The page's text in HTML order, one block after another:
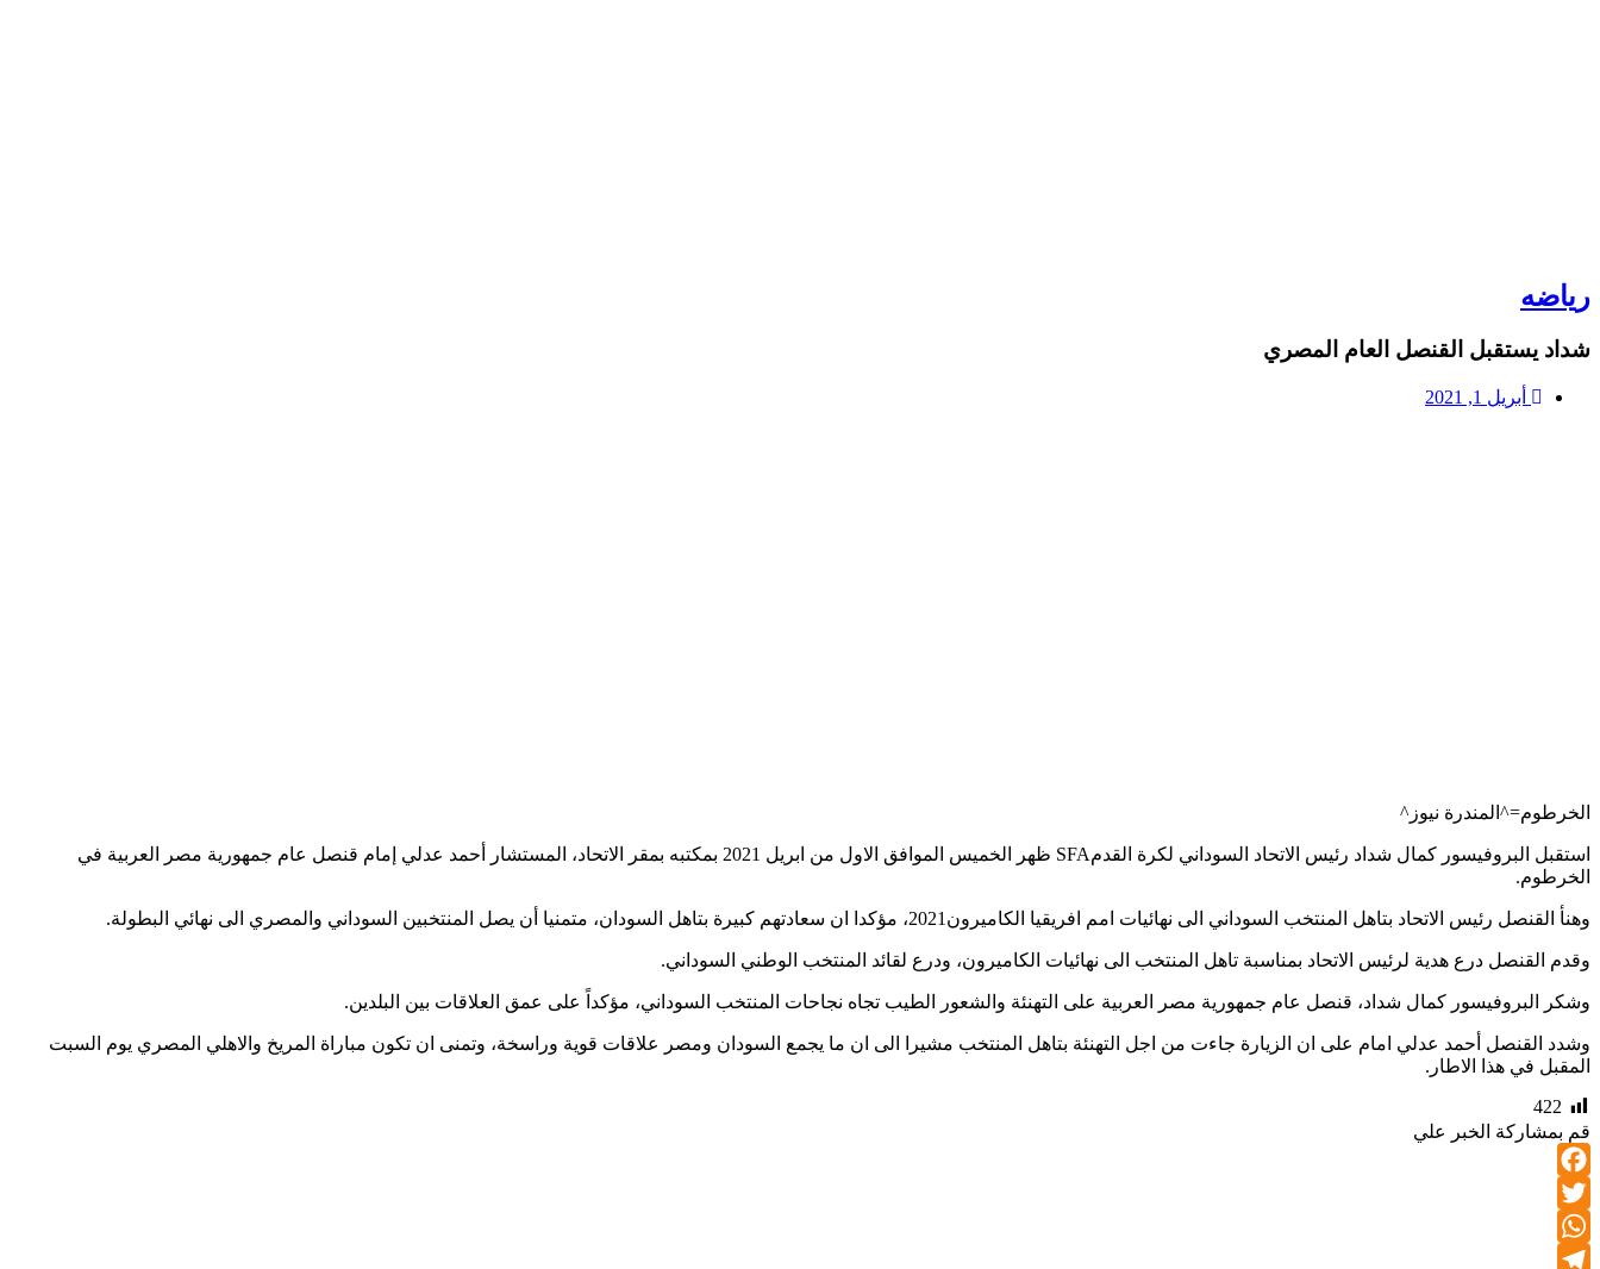
رياضه
شداد يستقبل القنصل العام المصري
أبريل 1, 2021
الخرطوم=^المندرة نيوز^
استقبل البروفيسور كمال شداد رئيس الاتحاد السوداني لكرة القدمSFA ظهر الخميس الموافق الاول من ابريل 2021 بمكتبه بمقر الاتحاد، المستشار أحمد عدلي إمام قنصل عام جمهورية مصر العربية في
الخرطوم.
وهنأ القنصل رئيس الاتحاد بتاهل المنتخب السوداني الى نهائيات امم افريقيا الكاميرون2021، مؤكدا ان سعادتهم كبيرة بتاهل السودان، متمنيا أن يصل المنتخبين السوداني والمصري الى نهائي البطولة.
وقدم القنصل درع هدية لرئيس الاتحاد بمناسبة تاهل المنتخب الى نهائيات الكاميرون، ودرع لقائد المنتخب الوطني السوداني.
وشكر البروفيسور كمال شداد، قنصل عام جمهورية مصر العربية على التهنئة والشعور الطيب تجاه نجاحات المنتخب السوداني، مؤكداً على عمق العلاقات بين البلدين.
وشدد القنصل أحمد عدلي امام على ان الزيارة جاءت من اجل التهنئة بتاهل المنتخب مشيرا الى ان ما يجمع السودان ومصر علاقات قوية وراسخة، وتمنى ان تكون مباراة المريخ والاهلي المصري يوم السبت
المقبل في هذا الاطار.
422
قم بمشاركة الخبر علي
Facebook
Twitter
WhatsApp